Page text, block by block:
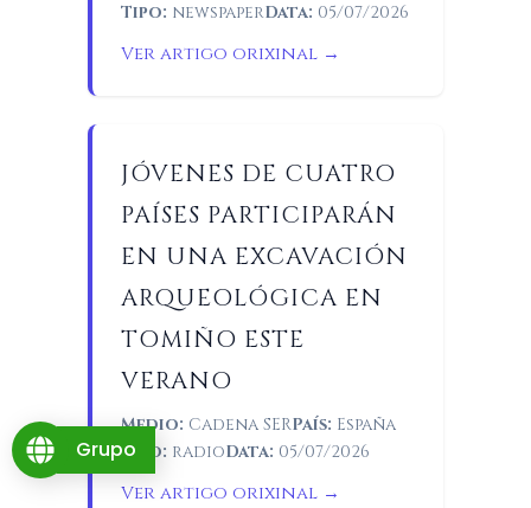
Tipo: newspaperData: 05/07/2026
Ver artigo orixinal →
JÓVENES DE CUATRO
PAÍSES PARTICIPARÁN
EN UNA EXCAVACIÓN
ARQUEOLÓGICA EN
TOMIÑO ESTE
VERANO
Medio: Cadena SERPaís: España
Tipo: radioData: 05/07/2026
Ver artigo orixinal →
Grupo